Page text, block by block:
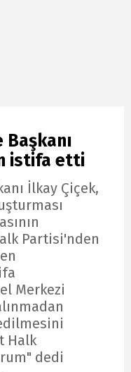
istifa etti
İlkay Çiçek,
Partisi'nden
Merkezi
Halk
dedi